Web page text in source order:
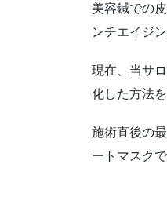
美容鍼での
ンチエイジ
現在、当サ
化した方法
施術直後の
ートマスク